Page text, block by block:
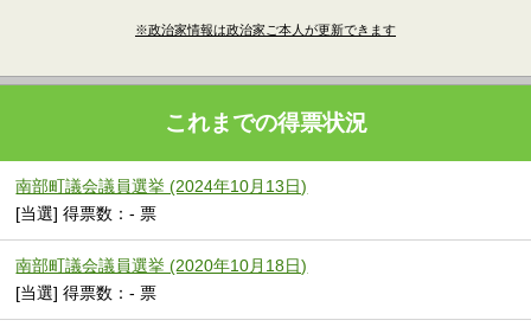
※政治家情報は政治家ご本人が更新できます
これまでの得票状況
南部町議会議員選挙 (2024年10月13日)
[当選] 得票数：- 票
南部町議会議員選挙 (2020年10月18日)
[当選] 得票数：- 票